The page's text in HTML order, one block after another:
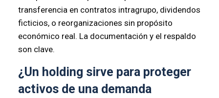
transferencia en contratos intragrupo, dividendos
ficticios, o reorganizaciones sin propósito
económico real. La documentación y el respaldo
son clave.
¿Un holding sirve para proteger
activos de una demanda